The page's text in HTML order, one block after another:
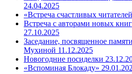
24.04.2025
«Встреча счастливых
Встреча с авторами новых
27.10.2025
Заседание, посвященное
Мухиной 11.12.2025
Новогодние посиделки
«Вспоминая Блокаду»